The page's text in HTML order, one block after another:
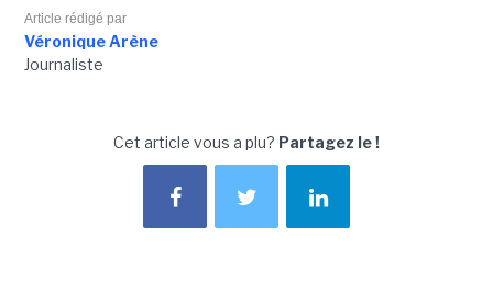
Article rédigé par
Véronique Arène
Journaliste
Cet article vous a plu? Partagez le !